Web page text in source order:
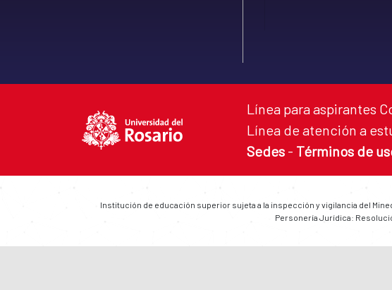
Línea para aspirantes
Línea de atención a
Sedes - Términos de
Institución de educación superior sujeta a la inspección y vigilancia del
Personería Jurídica: